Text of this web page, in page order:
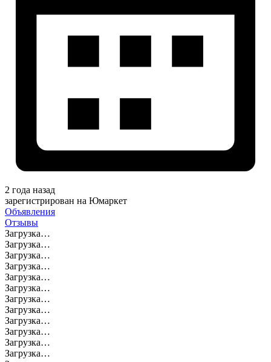
2 года назад
зарегистрирован на Юмаркет
Объявления
Отзывы
Загрузка…
Загрузка…
Загрузка…
Загрузка…
Загрузка…
Загрузка…
Загрузка…
Загрузка…
Загрузка…
Загрузка…
Загрузка…
Загрузка…